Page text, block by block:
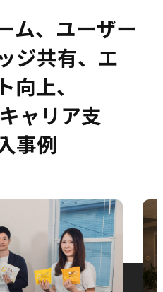
わせ
ム、ユーザー
ジ共有、エ
向上、
ャリア支
事例